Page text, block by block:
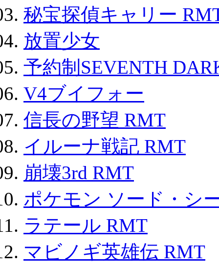
秘宝探偵キャリー
放置少女
予約制SEVENTH
V4ブイフォー
信長の野望 RMT
イルーナ戦記 RMT
崩壊3rd RMT
ポケモン ソード・シ
ラテール RMT
マビノギ英雄伝 RMT